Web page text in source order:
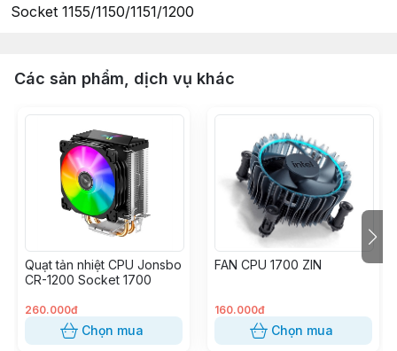
Socket 1155/1150/1151/1200
Các sản phẩm, dịch vụ khác
Quạt tản nhiệt CPU Jonsbo
CR-1200 Socket 1700
260.000đ
Chọn mua
FAN CPU 1700 ZIN
160.000đ
Chọn mua